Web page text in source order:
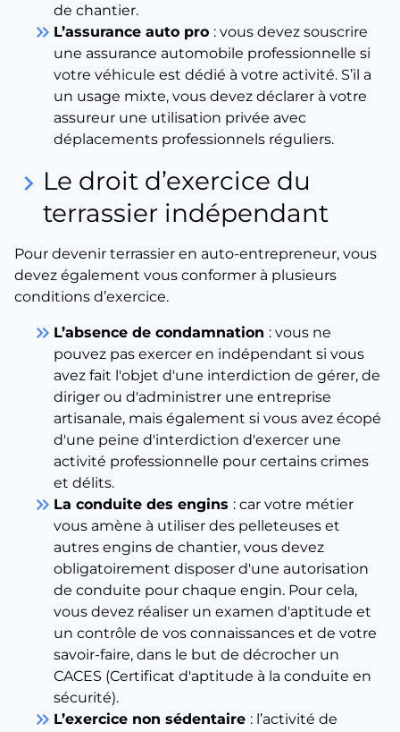
de chantier.
keyboard_double_arrow_right L’assurance auto pro : vous devez souscrire
une assurance automobile professionnelle si
votre véhicule est dédié à votre activité. S’il a
un usage mixte, vous devez déclarer à votre
assureur une utilisation privée avec
déplacements professionnels réguliers.
keyboard_arrow_right Le droit d’exercice du
terrassier indépendant
Pour devenir terrassier en auto-entrepreneur, vous
devez également vous conformer à plusieurs
conditions d’exercice.
keyboard_double_arrow_right L’absence de condamnation : vous ne
pouvez pas exercer en indépendant si vous
avez fait l'objet d'une interdiction de gérer, de
diriger ou d'administrer une entreprise
artisanale, mais également si vous avez écopé
d'une peine d'interdiction d'exercer une
activité professionnelle pour certains crimes
et délits.
keyboard_double_arrow_right La conduite des engins : car votre métier
vous amène à utiliser des pelleteuses et
autres engins de chantier, vous devez
obligatoirement disposer d'une autorisation
de conduite pour chaque engin. Pour cela,
vous devez réaliser un examen d'aptitude et
un contrôle de vos connaissances et de votre
savoir-faire, dans le but de décrocher un
CACES (Certificat d'aptitude à la conduite en
sécurité).
keyboard_double_arrow_right L’exercice non sédentaire : l’activité de